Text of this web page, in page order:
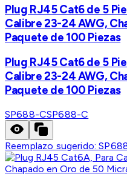
Plug RJ45 Cat6 de 5
Calibre 23-24 AWG,
Paquete de 100 Piezas
Plug RJ45 Cat6 de 5
Calibre 23-24 AWG,
Paquete de 100 Piezas
SP688-CSP688-C
Reemplazo sugerido: